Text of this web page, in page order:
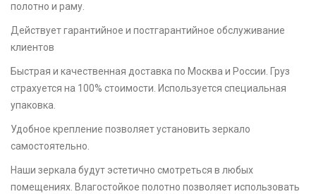
полотно и раму.
Действует гарантийное и постгарантийное обслуживание
клиентов
Быстрая и качественная доставка по Москва и России. Груз
страхуется на 100% стоимости. Используется специальная
упаковка.
Удобное крепление позволяет установить зеркало
самостоятельно.
Наши зеркала будут эстетично смотреться в любых
помещениях. Влагостойкое полотно позволяет использовать